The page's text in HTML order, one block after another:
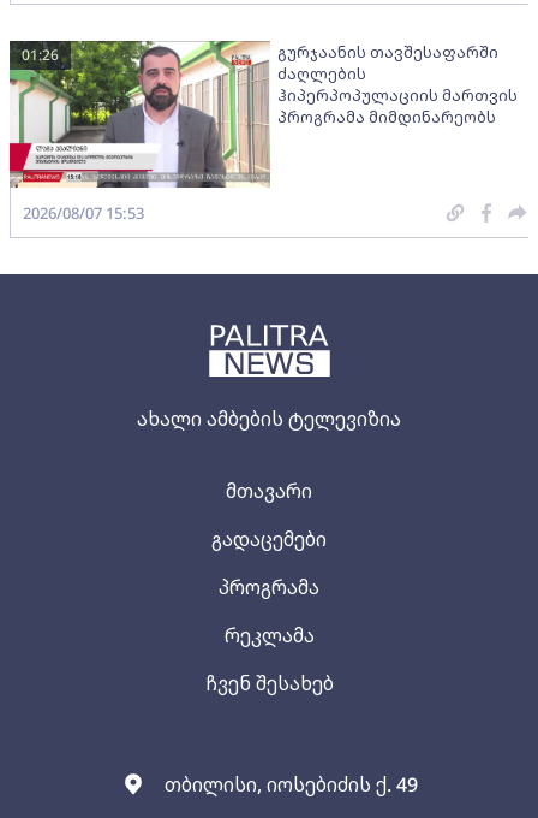
ახალი ამბების ტელევიზია
თბილისი, იოსებიძის ქ. 49
მთავარი
გადაცემები
პროგრამა
რეკლამა
ჩვენ შესახებ
გურჯაანის თავშესაფარში
ძაღლების
ჰიპერპოპულაციის მართვის
პროგრამა მიმდინარეობს
01:26
2026/08/07 15:53